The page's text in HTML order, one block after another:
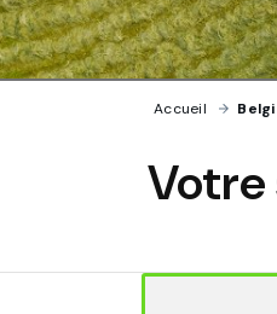
Accueil ›
Votre